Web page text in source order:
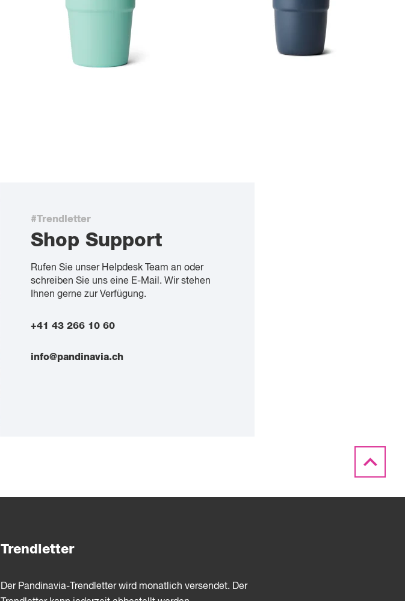
#Trendletter
Shop Support
Rufen Sie unser Helpdesk Team an oder
schreiben Sie uns eine E-Mail. Wir stehen
Ihnen gerne zur Verfügung.
+41 43 266 10 60
info@pandinavia.ch
Trendletter
Der Pandinavia-Trendletter wird monatlich versendet. Der